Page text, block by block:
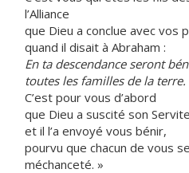
l’Alliance
que Dieu a conclue avec vos
quand il disait à Abraham :
En ta descendance seront
toutes les familles de la terre.
C’est pour vous d’abord
que Dieu a suscité son
et il l’a envoyé vous bénir,
pourvu que chacun de vous
méchanceté. »